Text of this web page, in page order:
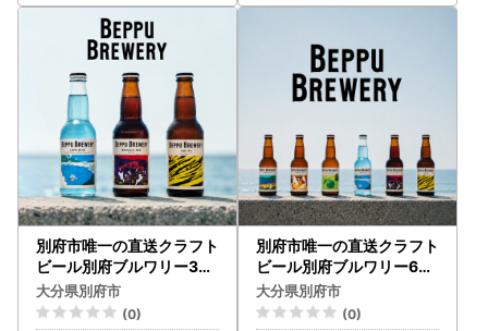
別府市唯一の直送クラフト
ビール別府ブルワリー3種
6本飲み比べギフトセット
B_B171-002
大分県別府市
(0)
別府市唯一の直送クラフト
ビール別府ブルワリー6種
6本飲み比べギフトセット
_B171-003
大分県別府市
(0)